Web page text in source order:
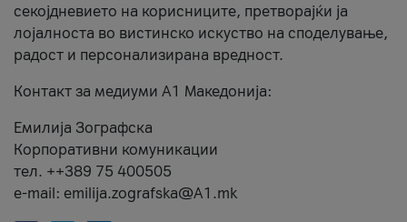
секојдневието на корисниците, претворајќи ја
лојалноста во вистинско искуство на споделување,
радост и персонализирана вредност.
Контакт за медиуми А1 Македонија:
Емилија Зографска
Корпоративни комуникации
тел. ++389 75 400505
e-mail: emilija.zografska@A1.mk